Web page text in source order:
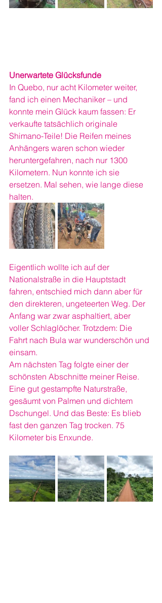
Unerwartete Glücksfunde
In Quebo, nur acht Kilometer weiter,
fand ich einen Mechaniker – und
konnte mein Glück kaum fassen: Er
verkaufte tatsächlich originale
Shimano-Teile! Die Reifen meines
Anhängers waren schon wieder
heruntergefahren, nach nur 1300
Kilometern. Nun konnte ich sie
ersetzen. Mal sehen, wie lange diese
halten.
Eigentlich wollte ich auf der
Nationalstraße in die Hauptstadt
fahren, entschied mich dann aber für
den direkteren, ungeteerten Weg. Der
Anfang war zwar asphaltiert, aber
voller Schlaglöcher. Trotzdem: Die
Fahrt nach Bula war wunderschön und
einsam.
Am nächsten Tag folgte einer der
schönsten Abschnitte meiner Reise.
Eine gut gestampfte Naturstraße,
gesäumt von Palmen und dichtem
Dschungel. Und das Beste: Es blieb
fast den ganzen Tag trocken. 75
Kilometer bis Enxunde.